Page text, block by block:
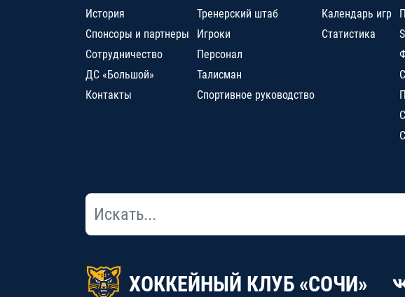
История
Спонсоры и партнеры
Сотрудничество
ДС «Большой»
Контакты
Тренерский штаб
Игроки
Персонал
Талисман
Спортивное руководство
Календарь игр
Статистика
ХОККЕЙНЫЙ КЛУБ «СОЧИ»